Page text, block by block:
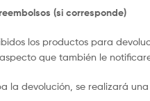
(si corresponde)
los productos para
que también le
la devolución, se realizará